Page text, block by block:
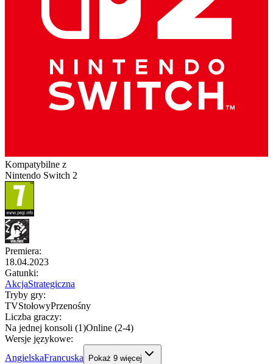
Kompatybilne z
Nintendo Switch 2
Premiera:
18.04.2023
Gatunki:
AkcjaStrategiczna
Tryby gry:
TVStołowyPrzenośny
Liczba graczy:
Na jednej konsoli (1)Online (2-4)
Wersje językowe:
AngielskaFrancuska Pokaż 9 więcej